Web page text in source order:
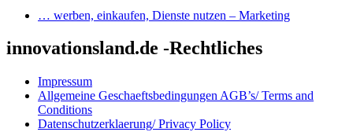
… werben, einkaufen, Dienste nutzen – Marketing
innovationsland.de -Rechtliches
Impressum
Allgemeine Geschaeftsbedingungen AGB’s/ Terms and
Conditions
Datenschutzerklaerung/ Privacy Policy